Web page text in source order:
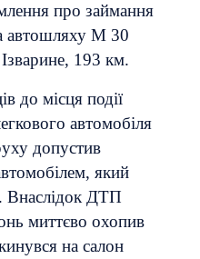
про займання
автошляху М 30
193 км.
до місця події
автомобіля
допустив
який
Внаслідок ДТП
миттєво охопив
на салон